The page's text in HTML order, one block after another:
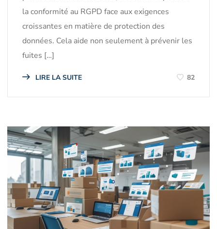
la conformité au RGPD face aux exigences
croissantes en matière de protection des
données. Cela aide non seulement à prévenir les
fuites […]
LIRE LA SUITE 82